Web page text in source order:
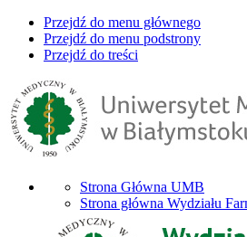
Przejdź do menu głównego
Przejdź do menu podstrony
Przejdź do treści
Strona Główna UMB
Strona główna Wydziału